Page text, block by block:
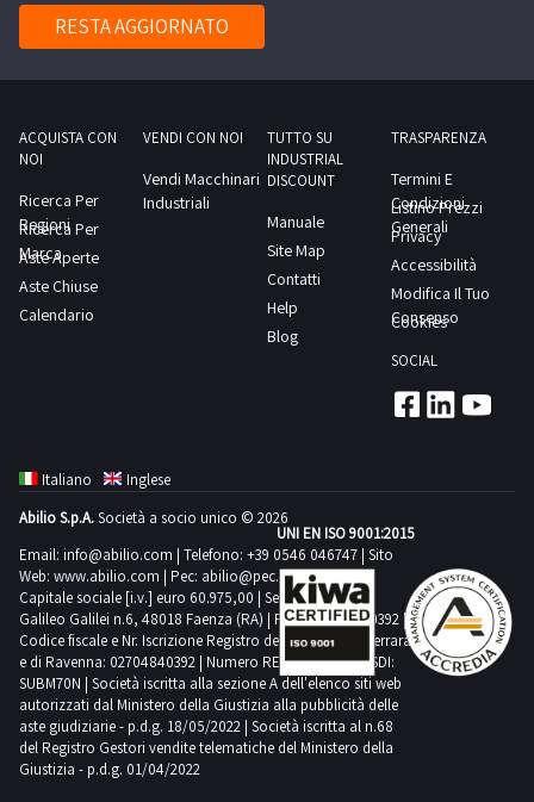
2
moduli
49
matr
B140008+B140007.
Fermo
DM
05/9/2011:
2x
Energy
Managaer
Endress
+
Hauser
RMC621Strumentazione
completa
RESTA AGGIORNATO
ACQUISTA CON
NOI
Ricerca Per
Regioni
Ricerca Per
Marca
Aste Aperte
Aste Chiuse
Calendario
VENDI CON NOI
Vendi Macchinari
Industriali
TUTTO SU
INDUSTRIAL
DISCOUNT
Manuale
Site Map
Contatti
Help
Blog
TRASPARENZA
Termini E
Condizioni
Generali
Listino Prezzi
Privacy
Accessibilità
Modifica Il Tuo
Consenso
Cookies
SOCIAL
Italiano
Inglese
Abilio S.p.A.Società a socio unico © 2026
Email: info@abilio.com | Telefono: +39 0546 046747 | Sito
Web: www.abilio.com | Pec: abilio@pec.illimity.com
Capitale sociale [i.v.] euro 60.975,00 | Sede legale in Via
Galileo Galilei n.6, 48018 Faenza (RA) | P.IVA: 02704840392 |
Codice fiscale e Nr. Iscrizione Registro delle Imprese di Ferrara
e di Ravenna: 02704840392 | Numero REA RA 224830 | SDI:
SUBM70N | Società iscritta alla sezione A dell'elenco siti web
autorizzati dal Ministero della Giustizia alla pubblicità delle
aste giudiziarie - p.d.g. 18/05/2022 | Società iscritta al n.68
del Registro Gestori vendite telematiche del Ministero della
Giustizia - p.d.g. 01/04/2022
UNI EN ISO 9001:2015